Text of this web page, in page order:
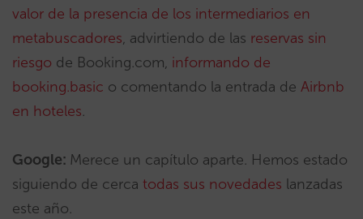
valor de la presencia de los intermediarios en
metabuscadores, advirtiendo de las reservas sin
riesgo de Booking.com, informando de
booking.basic o comentando la entrada de Airbnb
en hoteles.
Google: Merece un capítulo aparte. Hemos estado
siguiendo de cerca todas sus novedades lanzadas
este año.